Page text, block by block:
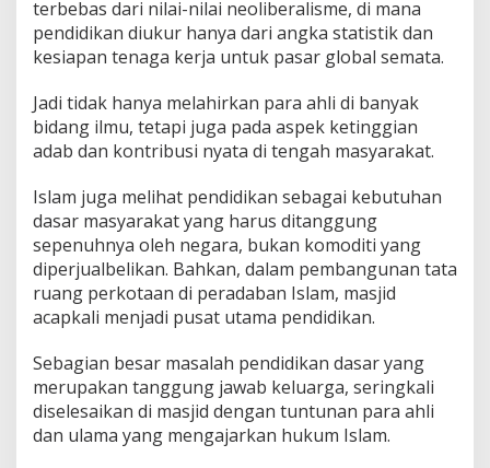
terbebas dari nilai-nilai neoliberalisme, di mana
pendidikan diukur hanya dari angka statistik dan
kesiapan tenaga kerja untuk pasar global semata.
Jadi tidak hanya melahirkan para ahli di banyak
bidang ilmu, tetapi juga pada aspek ketinggian
adab dan kontribusi nyata di tengah masyarakat.
Islam juga melihat pendidikan sebagai kebutuhan
dasar masyarakat yang harus ditanggung
sepenuhnya oleh negara, bukan komoditi yang
diperjualbelikan. Bahkan, dalam pembangunan tata
ruang perkotaan di peradaban Islam, masjid
acapkali menjadi pusat utama pendidikan.
Sebagian besar masalah pendidikan dasar yang
merupakan tanggung jawab keluarga, seringkali
diselesaikan di masjid dengan tuntunan para ahli
dan ulama yang mengajarkan hukum Islam.